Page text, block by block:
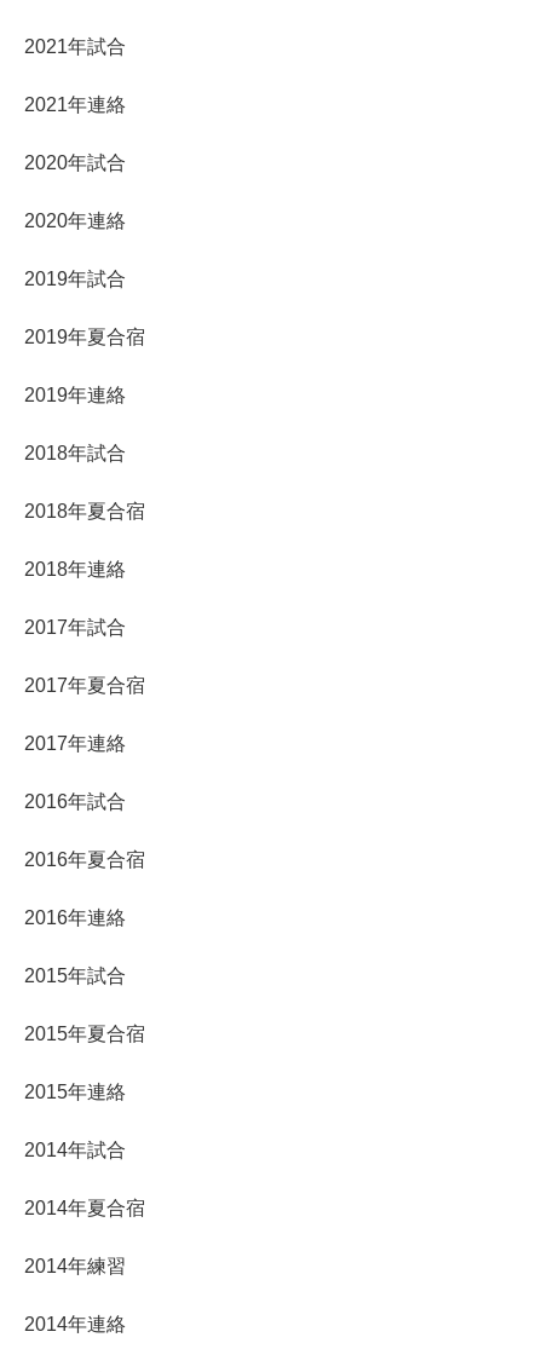
2021年試合
2021年連絡
2020年試合
2020年連絡
2019年試合
2019年夏合宿
2019年連絡
2018年試合
2018年夏合宿
2018年連絡
2017年試合
2017年夏合宿
2017年連絡
2016年試合
2016年夏合宿
2016年連絡
2015年試合
2015年夏合宿
2015年連絡
2014年試合
2014年夏合宿
2014年練習
2014年連絡